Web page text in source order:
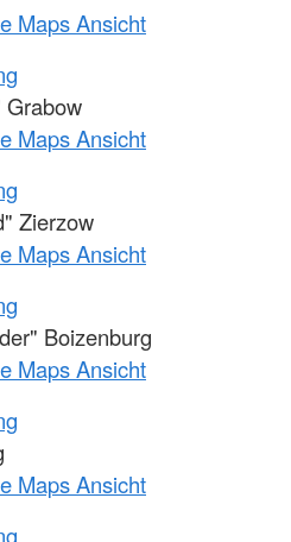
Maps Ansicht
Grabow
Maps Ansicht
Zierzow
Maps Ansicht
Boizenburg
Maps Ansicht
Maps Ansicht